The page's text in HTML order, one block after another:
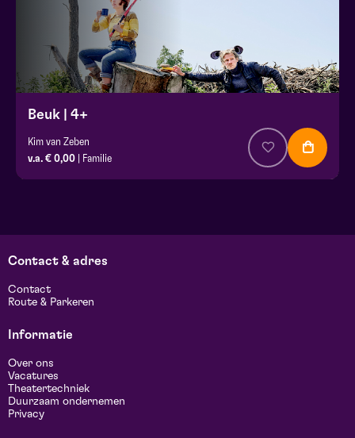
Beuk | 4+
Kim van Zeben
v.a. € 0,00 | Familie
Contact & adres
Contact
Route & Parkeren
Informatie
Over ons
Vacatures
Theatertechniek
Duurzaam ondernemen
Privacy